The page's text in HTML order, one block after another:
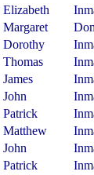
Elizabeth
Margaret
Dorothy
Thomas
James
John
Patrick
Matthew
John
Patrick